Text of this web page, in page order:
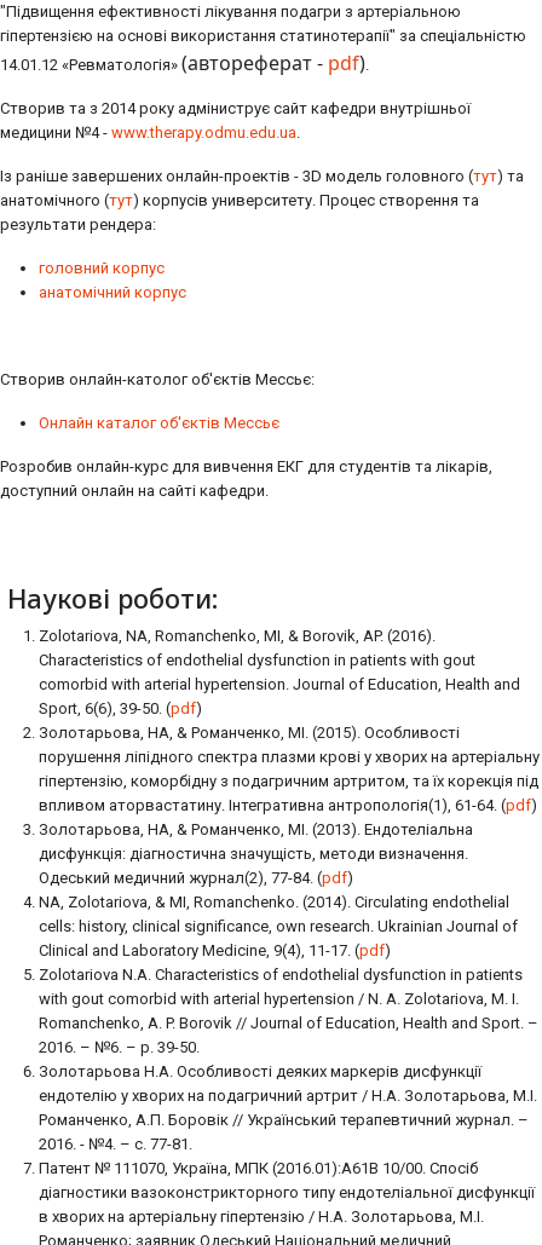
"Підвищення ефективності лікування подагри з артеріальною
гіпертензією на основі використання статинотерапії" за спеціальністю
14.01.12 «Ревматологія» (автореферат - pdf).
Створив та з 2014 року адміниcтрує сайт кафедри внутрішньої
медицини №4 - www.therapy.odmu.edu.ua.
Із раніше завершених онлайн-проектів - 3D модель головного (тут) та
анатомічного (тут) корпусів университету. Процес створення та
результати рендера:
головний корпус
анатомічний корпус
Створив онлайн-католог об'єктів Мессьє:
Онлайн каталог об'єктів Мессьє
Розробив онлайн-курс для вивчення ЕКГ для студентів та лікарів,
доступний онлайн на сайті кафедри.
Наукові роботи:
Zolotariova, NA, Romanchenko, MI, & Borovik, AP. (2016).
Characteristics of endothelial dysfunction in patients with gout
comorbid with arterial hypertension. Journal of Education, Health and
Sport, 6(6), 39-50. (pdf)
Золотарьова, НА, & Романченко, МІ. (2015). Особливості
порушення ліпідного спектра плазми крові у хворих на артеріальну
гіпертензію, коморбідну з подагричним артритом, та їх корекція під
впливом аторвастатину. Інтегративна антропологія(1), 61-64. (pdf)
Золотарьова, НА, & Романченко, МІ. (2013). Ендотеліальна
дисфункція: діагностична значущість, методи визначення.
Одеський медичний журнал(2), 77-84. (pdf)
NA, Zolotariova, & MI, Romanchenko. (2014). Circulating endothelial
cells: history, clinical significance, own research. Ukrainian Journal of
Clinical and Laboratory Medicine, 9(4), 11-17. (pdf)
Zolotariova N.A. Characteristics of endothelial dysfunction in patients
with gout comorbid with arterial hypertension / N. A. Zolotariova, M. I.
Romanchenko, A. P. Borovik // Journal of Education, Health and Sport. –
2016. – №6. – p. 39-50.
Золотарьова Н.А. Особливості деяких маркерів дисфункції
ендотелію у хворих на подагричний артрит / Н.А. Золотарьова, М.І.
Романченко, А.П. Боровік // Український терапевтичний журнал. –
2016. - №4. – с. 77-81.
Патент № 111070, Україна, МПК (2016.01):А61В 10/00. Спосіб
діагностики вазоконстрикторного типу ендотеліальної дисфункції
в хворих на артеріальну гіпертензію / Н.А. Золотарьова, М.І.
Романченко; заявник Одеський Національний медичний